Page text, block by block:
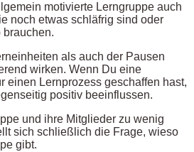
motivierte Lerngruppe auch
noch etwas schläfrig sind oder
als auch der Pausen
wirken. Wenn Du eine
einen Lernprozess geschaffen hast,
positiv beeinflussen.
und ihre Mitglieder zu wenig
sich schließlich die Frage, wieso
gibt.